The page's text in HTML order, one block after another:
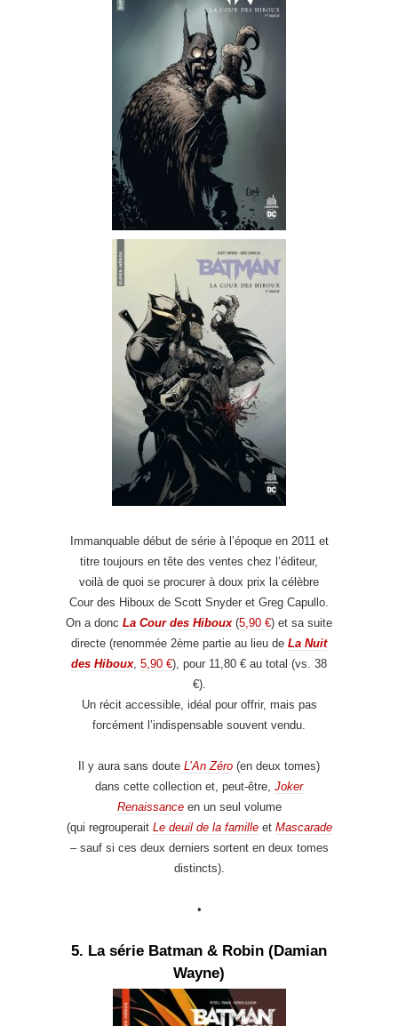
Immanquable début de série à l’époque en 2011 et
titre toujours en tête des ventes chez l’éditeur,
voilà de quoi se procurer à doux prix la célèbre
Cour des Hiboux de Scott Snyder et Greg Capullo.
On a donc La Cour des Hiboux(5,90 €) et sa suite
directe (renommée 2ème partie au lieu de La Nuit
des Hiboux, 5,90 €), pour 11,80 € au total (vs. 38
€).
Un récit accessible, idéal pour offrir, mais pas
forcément l’indispensable souvent vendu.
Il y aura sans doute L’An Zéro (en deux tomes)
dans cette collection et, peut-être, Joker
Renaissanceen un seul volume
(qui regrouperait Le deuil de la familleet Mascarade
– sauf si ces deux derniers sortent en deux tomes
distincts).
•
5. La série Batman & Robin (Damian
Wayne)